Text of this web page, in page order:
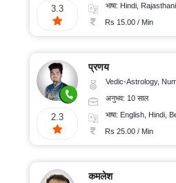
3.3
भाषा: Hindi, Rajasthani
Rs 15.00 / Min
2.3
प्रणय
Vedic-Astrology, Numerology, Vasthu, Nadi-Astrology,
अनुभव: 10 साल
भाषा: English, Hindi,
Rs 25.00 / Min
कमलेश